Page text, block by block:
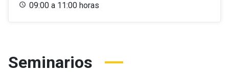
09:00 a 11:00 horas
Seminarios